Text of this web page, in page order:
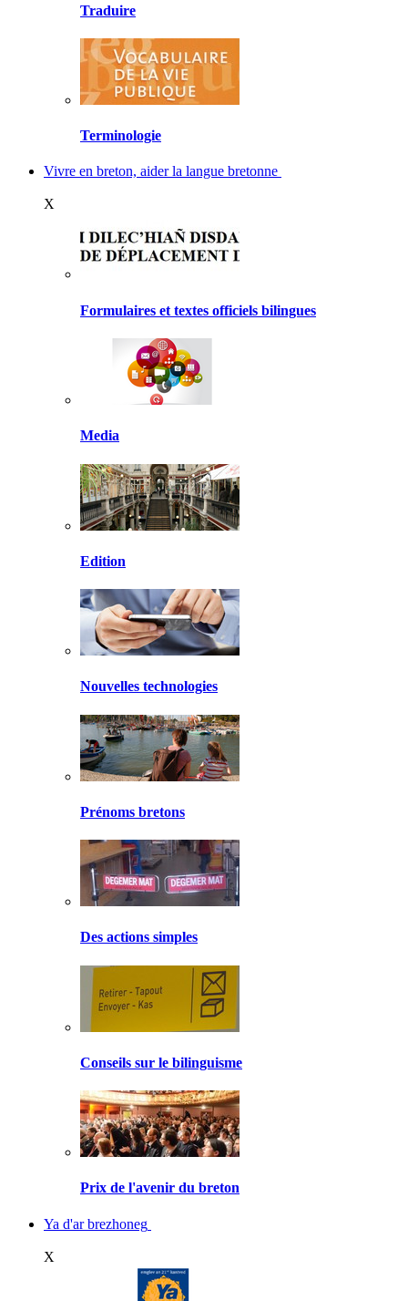
Traduire
Terminologie
Vivre en breton, aider la langue bretonne
X
Formulaires et textes officiels bilingues
Media
Edition
Nouvelles technologies
Prénoms bretons
Des actions simples
Conseils sur le bilinguisme
Prix de l'avenir du breton
Ya d'ar brezhoneg
X